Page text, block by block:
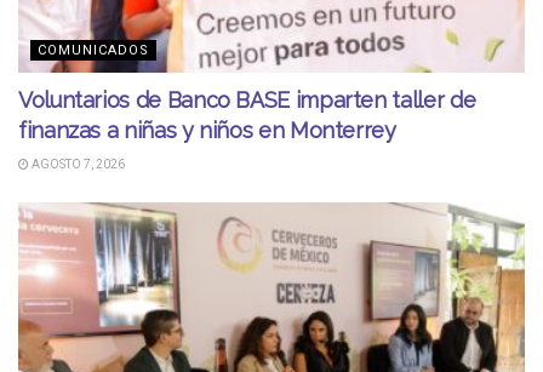
COMUNICADOS
Voluntarios de Banco BASE imparten taller de
finanzas a niñas y niños en Monterrey
AGOSTO 7, 2026